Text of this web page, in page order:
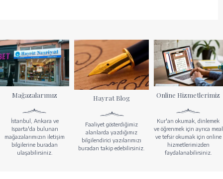
Mağazalarımız
İstanbul, Ankara ve
Isparta'da bulunan
mağazalarımızın iletişim
bilgilerine buradan
ulaşabilirsiniz.
Hayrat Blog
Faaliyet gösterdiğimiz
alanlarda yazdığımız
bilgilendirici yazılarımızı
buradan takip edebilirsiniz.
Online Hizmetlerimiz
Kur'an okumak, dinlemek
ve öğrenmek için ayrıca meal
ve tefsir okumak için online
hizmetlerimizden
faydalanabilirsiniz.